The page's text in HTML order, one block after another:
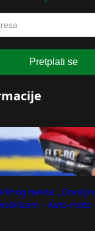
Pretplati se
mesta:
– Auto-moto